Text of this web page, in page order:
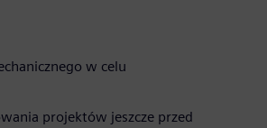
w celu
projektów jeszcze przed